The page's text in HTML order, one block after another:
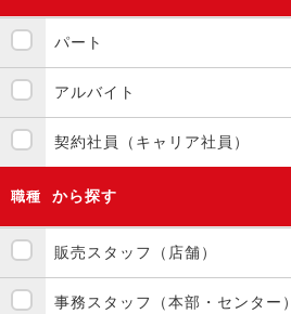
パート
アルバイト
契約社員（キャリア社員）
職種 から探す
販売スタッフ（店舗）
事務スタッフ（本部・センター）